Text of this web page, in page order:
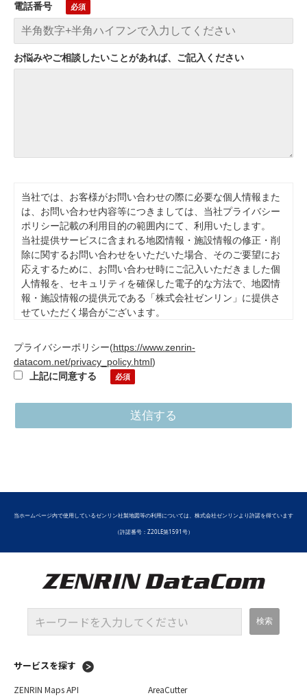
電話番号
お悩みやご相談したいことがあれば、ご記入ください
当社では、お客様がお問い合わせの際に必要な個人情報また
は、お問い合わせ内容等につきましては、当社プライバシー
ポリシー記載の利用目的の範囲内にて、利用いたします。
当社提供サービスに含まれる地図情報・施設情報の修正・削
除に関するお問い合わせをいただいた場合、そのご要望にお
応えするために、お問い合わせ時にご記入いただきました個
人情報を、セキュリティを確保した電子的な方法で、地図情
報・施設情報の提供元である「株式会社ゼンリン」に提供さ
せていただく場合がございます。
す。当社が必要とする情報をご提供頂かない場合ご要望にお
応えできない場合がございます。お客様は、個人情報の開示
等、苦情・相談をする事ができますので、もしございました
らprivacy@zenrin-datacom.netまでご連絡下さい。その他個
プライバシーポリシー(https://www.zenrin-
datacom.net/privacy_policy.html)
上記に同意する
当ホームページ内で使用しているゼンリン社製地図等の利用については、株式会社ゼンリンより許諾を得ています
（許諾番号：Z20LE第1591号）
サービスを探す
ZENRIN Maps API AreaCutter